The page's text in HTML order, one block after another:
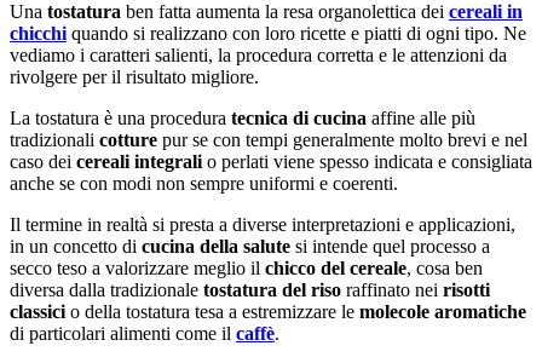
Una tostatura ben fatta aumenta la resa organolettica dei cereali in
chicchiquando si realizzano con loro ricette e piatti di ogni tipo. Ne
vediamo i caratteri salienti, la procedura corretta e le attenzioni da
rivolgere per il risultato migliore.
La tostatura è una procedura tecnica di cucina affine alle più
tradizionali cotture pur se con tempi generalmente molto brevi e nel
caso dei cereali integralio perlati viene spesso indicata e consigliata
anche se con modi non sempre uniformi e coerenti.
Il termine in realtà si presta a diverse interpretazioni e applicazioni,
in un concetto di cucina della salute si intende quel processo a
secco teso a valorizzare meglio il chicco del cereale, cosa ben
diversa dalla tradizionale tostatura del riso raffinato nei risotti
classicio della tostatura tesa a estremizzare le molecole aromatiche
di particolari alimenti come il caffè.